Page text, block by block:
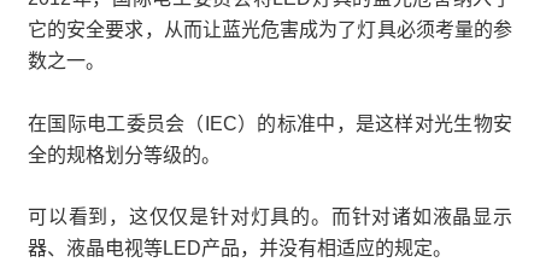
它的安全要求，从而让蓝光危害成为了灯具必须考量的参
数之一。
在国际电工委员会（IEC）的标准中，是这样对光生物安
全的规格划分等级的。
可以看到，这仅仅是针对灯具的。而针对诸如液晶显示
器、液晶电视等LED产品，并没有相适应的规定。